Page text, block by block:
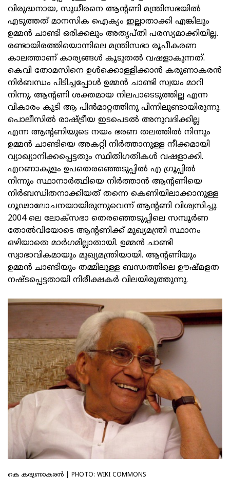
വിരുദ്ധനായ, സുധീരനെ ആന്റണി മന്ത്രിസഭയില്‍
എടുത്തത് മാനസിക ഐക്യം ഇല്ലാതാക്കി എങ്കിലും
ഉമ്മന്‍ ചാണ്ടി ഒരിക്കലും അതൃപ്തി പരസ്യമാക്കിയില്ല.
രണ്ടായിരത്തിയൊന്നിലെ മന്ത്രിസഭാ രൂപീകരണ
കാലത്താണ് കാര്യങ്ങള്‍ കൂടുതല്‍ വഷളാകുന്നത്.
കെവി തോമസിനെ ഉള്‍ക്കൊള്ളിക്കാന്‍ കരുണാകരന്‍
നിര്‍ബന്ധം പിടിച്ചപ്പോള്‍ ഉമ്മന്‍ ചാണ്ടി സ്വയം മാറി
നിന്നു. ആന്റണി ശക്തമായ നിലപാടെടുത്തില്ല എന്ന
വികാരം കൂടി ആ പിന്‍മാറ്റത്തിനു പിന്നിലുണ്ടായിരുന്നു.
പൊലീസില്‍ രാഷ്ട്രീയ ഇടപെടല്‍ അനുവദിക്കില്ല
എന്ന ആന്റണിയുടെ നയം ഭരണ തലത്തില്‍ നിന്നും
ഉമ്മന്‍ ചാണ്ടിയെ അകറ്റി നിര്‍ത്താനുള്ള നീക്കമായി
വ്യാഖ്യാനിക്കപ്പെട്ടതും സ്ഥിതിഗതികള്‍ വഷളാക്കി.
എറണാകുളം ഉപതെരഞ്ഞെടുപ്പില്‍ എ ഗ്രൂപ്പില്‍
നിന്നും സ്ഥാനാര്‍ത്ഥിയെ നിര്‍ത്താന്‍ ആന്റണിയെ
നിര്‍ബന്ധിതനാക്കിയത് തന്നെ കെണിയിലാക്കാനുള്ള
ഗൂഢാലോചനയായിരുന്നുവെന്ന് ആന്റണി വിശ്വസിച്ചു.
2004 ലെ ലോക്‌സഭാ തെരഞ്ഞെടുപ്പിലെ സമ്പൂര്‍ണ
തോല്‍വിയോടെ ആന്റണിക്ക് മുഖ്യമന്ത്രി സ്ഥാനം
ഒഴിയാതെ മാര്‍ഗമില്ലാതായി. ഉമ്മന്‍ ചാണ്ടി
സ്വാഭാവികമായും മുഖ്യമന്ത്രിയായി. ആന്റണിയും
ഉമ്മന്‍ ചാണ്ടിയും തമ്മിലുള്ള ബന്ധത്തിലെ ഊഷ്മളത
നഷ്ടപ്പെട്ടതായി നിരീക്ഷകര്‍ വിലയിരുത്തുന്നു.
കെ കരുണാകരൻ | PHOTO: WIKI COMMONS